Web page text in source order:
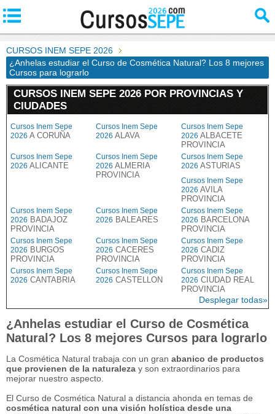
CURSOS INEM SEPE 2026
¿Anhelas estudiar el Curso de Cosmética Natural? Los 8 mejores
Cursos para lograrlo
CURSOS INEM SEPE 2026 POR PROVINCIAS Y
CIUDADES
Cursos Inem Sepe
2026 A CORUÑA
Cursos Inem Sepe
2026 ALAVA
Cursos Inem Sepe
2026 ALBACETE
PROVINCIA
Cursos Inem Sepe
2026 ALICANTE
Cursos Inem Sepe
2026 ALMERIA
PROVINCIA
Cursos Inem Sepe
2026 ASTURIAS
Cursos Inem Sepe
2026 AVILA
PROVINCIA
Cursos Inem Sepe
2026 BADAJOZ
PROVINCIA
Cursos Inem Sepe
2026 BALEARES
Cursos Inem Sepe
2026 BARCELONA
PROVINCIA
Cursos Inem Sepe
2026 BURGOS
PROVINCIA
Cursos Inem Sepe
2026 CACERES
PROVINCIA
Cursos Inem Sepe
2026 CADIZ
PROVINCIA
Cursos Inem Sepe
2026 CANTABRIA
Cursos Inem Sepe
2026 CASTELLON
Cursos Inem Sepe
2026 CIUDAD REAL
PROVINCIA
Desplegar todas»
¿Anhelas estudiar el Curso de Cosmética
Natural? Los 8 mejores Cursos para lograrlo
La Cosmética Natural trabaja con un gran abanico de productos
que provienen de la naturaleza y son extraordinarios para
mejorar nuestro aspecto.
El Curso de Cosmética Natural a distancia ahonda en temas de
cosmética natural con una visión holística desde una